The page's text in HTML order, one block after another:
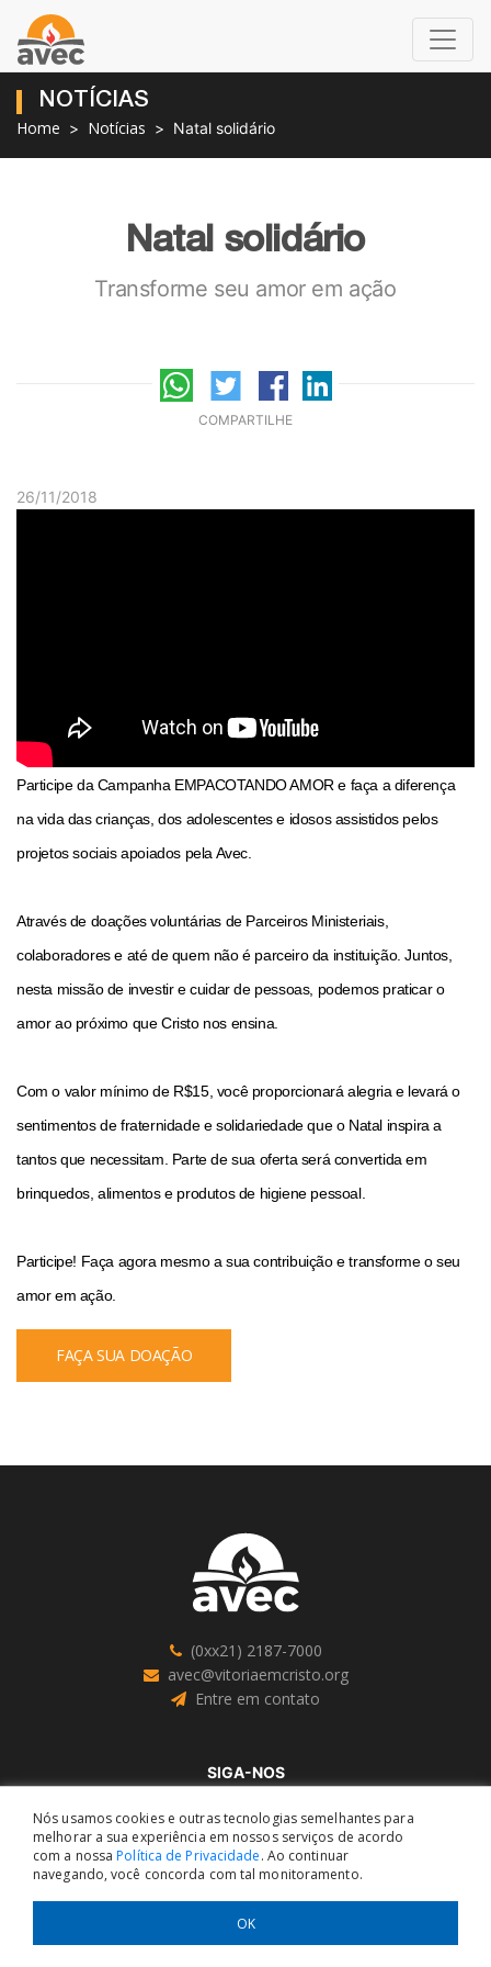
NOTÍCIAS
Home Notícias Natal solidário
Natal solidário
Transforme seu amor em ação
COMPARTILHE
26/11/2018
Participe da Campanha EMPACOTANDO AMOR e faça a diferença
na vida das crianças, dos adolescentes e idosos assistidos pelos
projetos sociais apoiados pela Avec.
Através de doações voluntárias de Parceiros Ministeriais,
colaboradores e até de quem não é parceiro da instituição. Juntos,
nesta missão de investir e cuidar de pessoas, podemos praticar o
amor ao próximo que Cristo nos ensina.
Com o valor mínimo de R$15, você proporcionará alegria e levará o
sentimentos de fraternidade e solidariedade que o Natal inspira a
tantos que necessitam. Parte de sua oferta será convertida em
brinquedos, alimentos e produtos de higiene pessoal.
Participe! Faça agora mesmo a sua contribuição e transforme o seu
amor em ação.
FAÇA SUA DOAÇÃO
(0xx21) 2187-7000
avec@vitoriaemcristo.org
Entre em contato
SIGA-NOS
Copyright © Associação Vitória em Cristo 1982 - 2026. Todos os direitos
reservados
Nós usamos cookies e outras tecnologias semelhantes para
melhorar a sua experiência em nossos serviços de acordo
com a nossaPolítica de Privacidade. Ao continuar
navegando, você concorda com tal monitoramento.
OK